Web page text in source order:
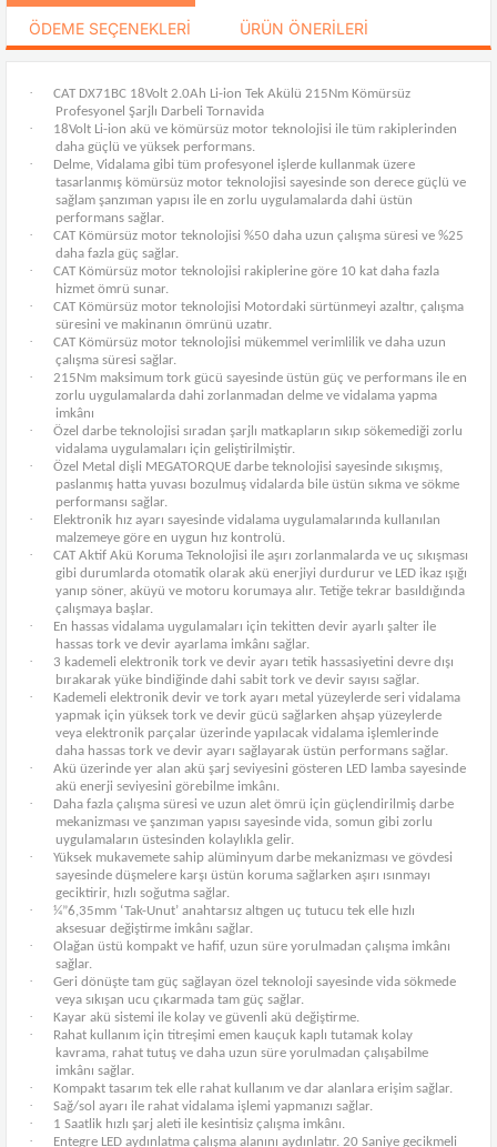
ÖDEME SEÇENEKLERI ÜRÜN ÖNERILERI
·
CAT DX71BC 18Volt 2.0Ah Li-ion Tek Akülü 215Nm Kömürsüz
Profesyonel Şarjlı Darbeli Tornavida
·
18Volt Li-ion akü ve kömürsüz motor teknolojisi ile tüm rakiplerinden
daha güçlü ve yüksek performans.
·
Delme, Vidalama gibi tüm profesyonel işlerde kullanmak üzere
tasarlanmış kömürsüz motor teknolojisi sayesinde son derece güçlü ve
sağlam şanzıman yapısı ile en zorlu uygulamalarda dahi üstün
performans sağlar.
·
CAT Kömürsüz motor teknolojisi %50 daha uzun çalışma süresi ve %25
daha fazla güç sağlar.
·
CAT Kömürsüz motor teknolojisi rakiplerine göre 10 kat daha fazla
hizmet ömrü sunar.
·
CAT Kömürsüz motor teknolojisi Motordaki sürtünmeyi azaltır, çalışma
süresini ve makinanın ömrünü uzatır.
·
CAT Kömürsüz motor teknolojisi mükemmel verimlilik ve daha uzun
çalışma süresi sağlar.
·
215Nm maksimum tork gücü sayesinde üstün güç ve performans ile en
zorlu uygulamalarda dahi zorlanmadan delme ve vidalama yapma
imkânı
·
Özel darbe teknolojisi sıradan şarjlı matkapların sıkıp sökemediği zorlu
vidalama uygulamaları için geliştirilmiştir.
·
Özel Metal dişli MEGATORQUE darbe teknolojisi sayesinde sıkışmış,
paslanmış hatta yuvası bozulmuş vidalarda bile üstün sıkma ve sökme
performansı sağlar.
·
Elektronik hız ayarı sayesinde vidalama uygulamalarında kullanılan
malzemeye göre en uygun hız kontrolü.
·
CAT Aktif Akü Koruma Teknolojisi ile aşırı zorlanmalarda ve uç sıkışması
gibi durumlarda otomatik olarak akü enerjiyi durdurur ve LED ikaz ışığı
yanıp söner, aküyü ve motoru korumaya alır. Tetiğe tekrar basıldığında
çalışmaya başlar.
·
En hassas vidalama uygulamaları için tekitten devir ayarlı şalter ile
hassas tork ve devir ayarlama imkânı sağlar.
·
3 kademeli elektronik tork ve devir ayarı tetik hassasiyetini devre dışı
bırakarak yüke bindiğinde dahi sabit tork ve devir sayısı sağlar.
·
Kademeli elektronik devir ve tork ayarı metal yüzeylerde seri vidalama
yapmak için yüksek tork ve devir gücü sağlarken ahşap yüzeylerde
veya elektronik parçalar üzerinde yapılacak vidalama işlemlerinde
daha hassas tork ve devir ayarı sağlayarak üstün performans sağlar.
·
Akü üzerinde yer alan akü şarj seviyesini gösteren LED lamba sayesinde
akü enerji seviyesini görebilme imkânı.
·
Daha fazla çalışma süresi ve uzun alet ömrü için güçlendirilmiş darbe
mekanizması ve şanzıman yapısı sayesinde vida, somun gibi zorlu
uygulamaların üstesinden kolaylıkla gelir.
·
Yüksek mukavemete sahip alüminyum darbe mekanizması ve gövdesi
sayesinde düşmelere karşı üstün koruma sağlarken aşırı ısınmayı
geciktirir, hızlı soğutma sağlar.
·
¼”6,35mm ‘Tak-Unut’ anahtarsız altıgen uç tutucu tek elle hızlı
aksesuar değiştirme imkânı sağlar.
·
Olağan üstü kompakt ve hafif, uzun süre yorulmadan çalışma imkânı
sağlar.
·
Geri dönüşte tam güç sağlayan özel teknoloji sayesinde vida sökmede
veya sıkışan ucu çıkarmada tam güç sağlar.
· Kayar akü sistemi ile kolay ve güvenli akü değiştirme.
·
Rahat kullanım için titreşimi emen kauçuk kaplı tutamak kolay
kavrama, rahat tutuş ve daha uzun süre yorulmadan çalışabilme
imkânı sağlar.
· Kompakt tasarım tek elle rahat kullanım ve dar alanlara erişim sağlar.
· Sağ/sol ayarı ile rahat vidalama işlemi yapmanızı sağlar.
· 1 Saatlik hızlı şarj aleti ile kesintisiz çalışma imkânı.
· Entegre LED aydınlatma çalışma alanını aydınlatır. 20 Saniye gecikmeli